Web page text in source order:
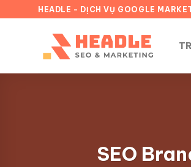
đến
HEADLE - DỊCH VỤ GOOGLE
SEO